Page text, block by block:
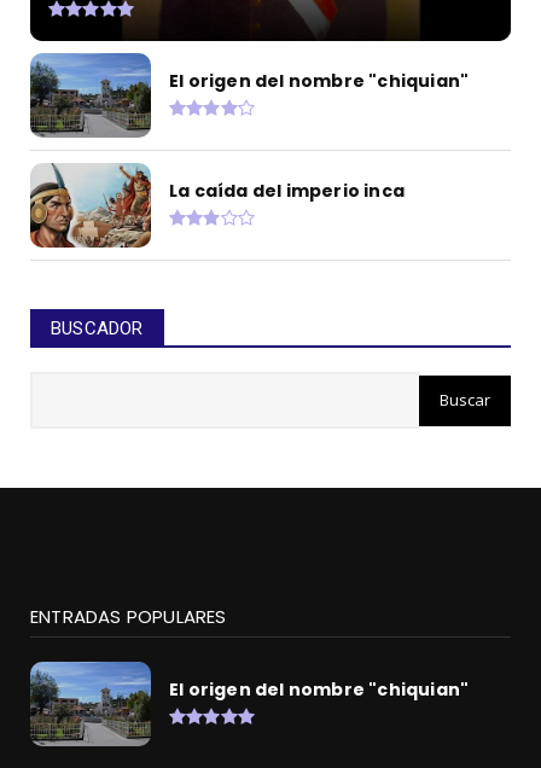
El origen del nombre "chiquian"
La caída del imperio inca
BUSCADOR
ENTRADAS POPULARES
El origen del nombre "chiquian"